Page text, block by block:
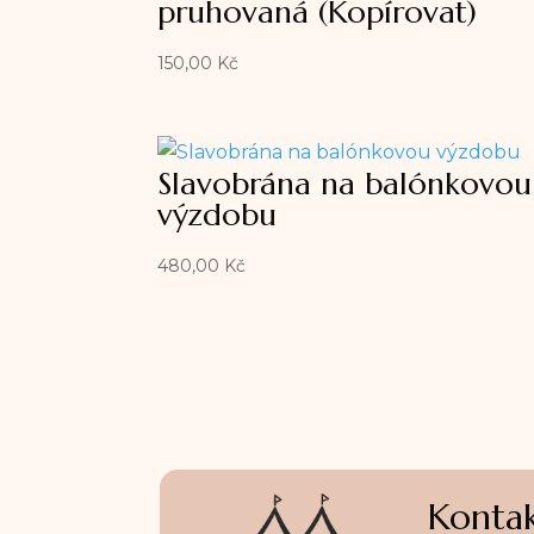
pruhovaná (Kopírovat)
150,00 Kč
Slavobrána na balónkovou
výzdobu
480,00 Kč